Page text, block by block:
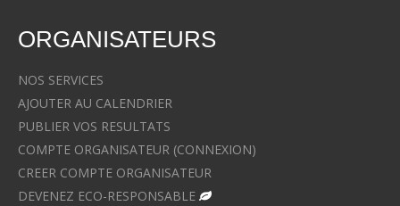
ORGANISATEURS
NOS SERVICES
AJOUTER AU CALENDRIER
PUBLIER VOS RESULTATS
COMPTE ORGANISATEUR (CONNEXION)
CREER COMPTE ORGANISATEUR
DEVENEZ ECO-RESPONSABLE